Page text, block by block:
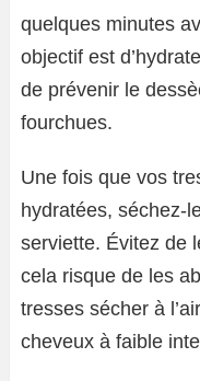
quelques minutes
objectif est
de prévenir le
fourchues.
Une fois que vos
hydratées, séchez-
serviette. Évitez de
cela risque de les
tresses sécher à
cheveux à faible